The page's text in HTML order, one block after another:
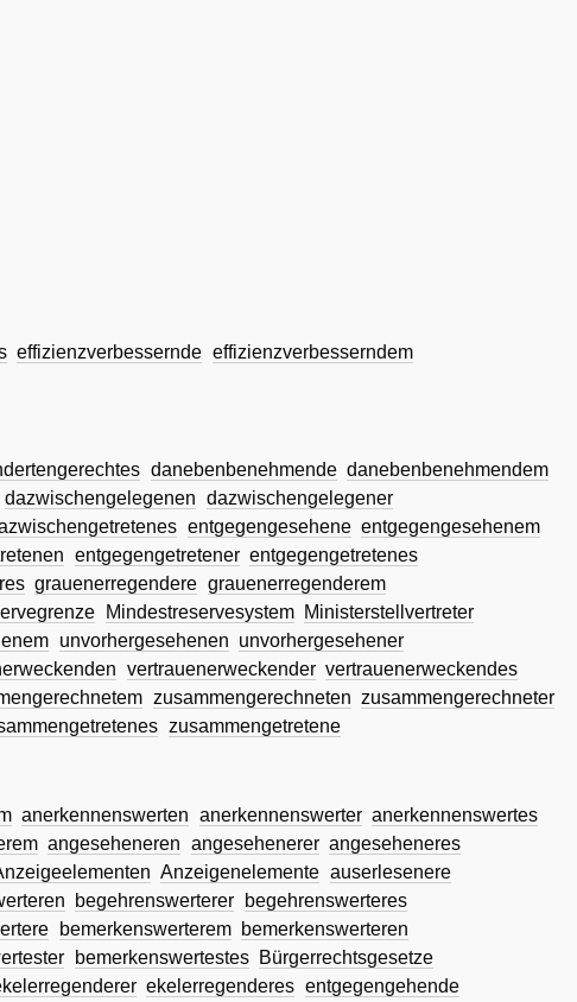
effizienzverbessernde effizienzverbesserndem
danebenbenehmende danebenbenehmendem
dazwischengelegenen dazwischengelegener
entgegengesehene entgegengesehenem
entgegengetretener entgegengetretenes
grauenerregendere grauenerregenderem
Mindestreservesystem
Ministerstellvertreter
unvorhergesehenen unvorhergesehener
vertrauenerweckender vertrauenerweckendes
zusammengerechneten zusammengerechneter
zusammengetretene
anerkennenswerten anerkennenswerter anerkennenswertes
angeseheneren angesehenerer angeseheneres
Anzeigenelemente auserlesenere
begehrenswerterer
begehrenswerteres
bemerkenswerterem
bemerkenswerteren
bemerkenswertestes
Bürgerrechtsgesetze
ekelerregenderes entgegengehende